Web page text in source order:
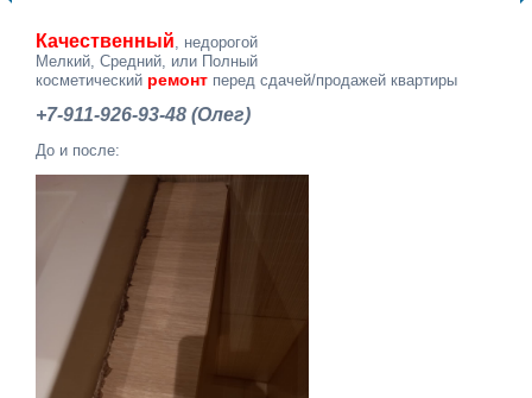
Качественный , недорогой
Мелкий, Средний, или Полный
косметический ремонт перед сдачей/продажей квартиры
+7-911-926-93-48 (Олег)
До и после: